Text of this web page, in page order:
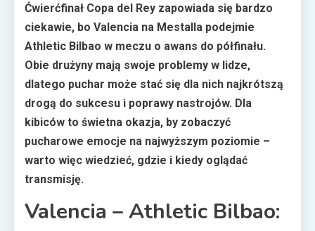
Ćwierćfinał Copa del Rey zapowiada się bardzo
ciekawie, bo Valencia na Mestalla podejmie
Athletic Bilbao w meczu o awans do półfinału.
Obie drużyny mają swoje problemy w lidze,
dlatego puchar może stać się dla nich najkrótszą
drogą do sukcesu i poprawy nastrojów. Dla
kibiców to świetna okazja, by zobaczyć
pucharowe emocje na najwyższym poziomie –
warto więc wiedzieć, gdzie i kiedy oglądać
transmisję.
Valencia – Athletic Bilbao: